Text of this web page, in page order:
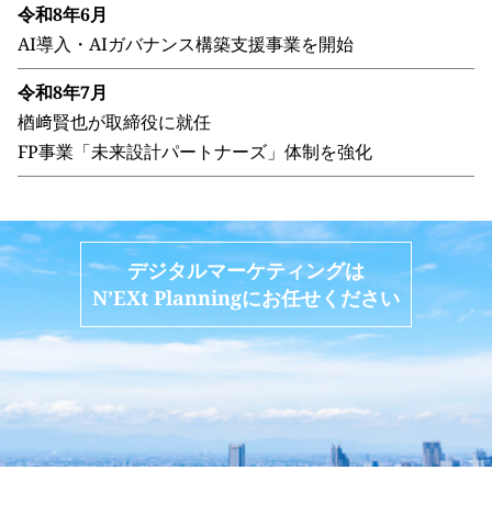
令和8年6月
AI導入・AIガバナンス構築支援事業を開始
令和8年7月
楢﨑賢也が取締役に就任
FP事業「未来設計パートナーズ」体制を強化
デジタルマーケティングは
N’EXt Planningにお任せください